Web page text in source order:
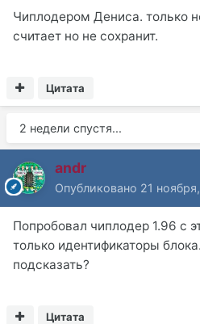
Чиплодером Дениса. только
считает но не сохранит.
Цитата
2 недели спустя...
andr
Опубликовано 21
Попробовал чиплодер 1.96 с
только идентификаторы
подсказать?
Цитата